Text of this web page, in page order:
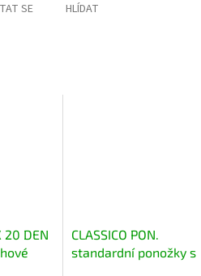
SE HLÍDAT
20 DEN
CLASSICO PON.
standardní ponožky s